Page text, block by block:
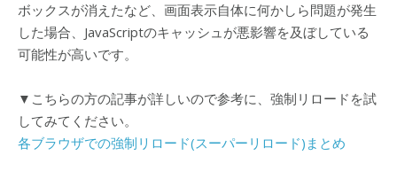
ボックスが消えたなど、画面表示自体に何かしら問題が発生
した場合、JavaScriptのキャッシュが悪影響を及ぼしている
可能性が高いです。
▼こちらの方の記事が詳しいので参考に、強制リロードを試
してみてください。
各ブラウザでの強制リロード(スーパーリロード)まとめ